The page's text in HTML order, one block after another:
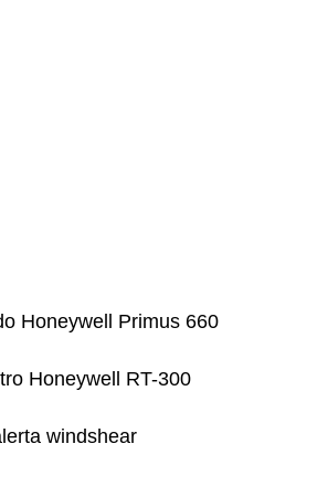
Honeywell Primus 660
Honeywell RT-300
windshear